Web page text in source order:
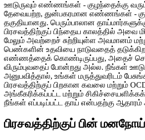
ஊடுருவும் எண்ணங்கள் - குழந்தைக்கு
தேவையற்ற, துன்பகரமான எண்ணங்கள் -
தகுதியானது. பெரும்பாலான
பிரசவத்திற்குப் பிந்தைய காலத்தில் அவை
மேலும் அவற்றைச் சுற்றியுள்ள அவமானம்
பெண்களின் உதவியை நாடுவதைத்
எண்ணத்தைக் கொண்டிருப்பது, அதைச்
விரும்புவதைப் போன்றது அல்ல. நீங்கள்
அனுபவித்தால், உங்கள் மருத்துவரிடம்
பிரசவத்திற்குப் பிறகான கவலை மற்றும்
அங்கீகரிக்கப்பட்ட மற்றும்
நீங்கள் எப்படிப்பட்ட தாய் என்பதற்கு
பிரசவத்திற்குப் பின் மனநோய்